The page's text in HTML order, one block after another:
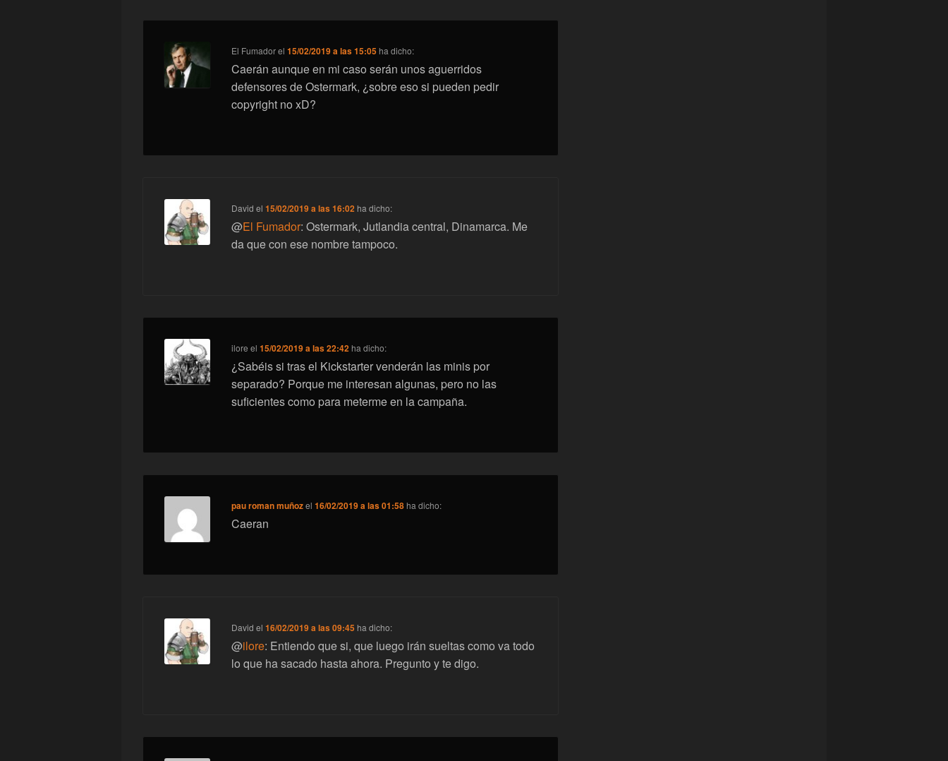
El Fumadorel15/02/2019 a las 15:05ha dicho:
Caerán aunque en mi caso serán unos aguerridos
defensores de Ostermark, ¿sobre eso si pueden pedir
copyright no xD?
David el15/02/2019 a las 16:02 ha dicho:
@El Fumador: Ostermark, Jutlandia central, Dinamarca. Me
da que con ese nombre tampoco.
ilore el15/02/2019 a las 22:42ha dicho:
¿Sabéis si tras el Kickstarter venderán las minis por
separado? Porque me interesan algunas, pero no las
suficientes como para meterme en la campaña.
pau roman muñozel16/02/2019 a las 01:58ha dicho:
Caeran
David el16/02/2019 a las 09:45 ha dicho:
@ilore: Entiendo que si, que luego irán sueltas como va todo
lo que ha sacado hasta ahora. Pregunto y te digo.